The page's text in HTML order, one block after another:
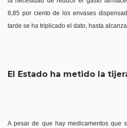
8,85 por ciento de los envases
tarde se ha triplicado el dato, hasta
El Estado ha metido la
A pesar de que hay medicamentos que